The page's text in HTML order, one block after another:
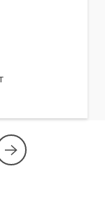
приходится
минут. Это также
несет